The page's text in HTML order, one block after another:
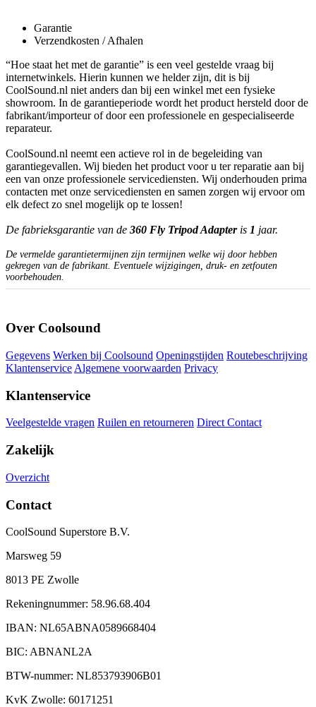
Garantie
Verzendkosten / Afhalen
“Hoe staat het met de garantie” is een veel gestelde vraag bij
internetwinkels. Hierin kunnen we helder zijn, dit is bij
CoolSound.nl niet anders dan bij een winkel met een fysieke
showroom. In de garantieperiode wordt het product hersteld door de
fabrikant/importeur of door een professionele en gespecialiseerde
reparateur.
CoolSound.nl neemt een actieve rol in de begeleiding van
garantiegevallen. Wij bieden het product voor u ter reparatie aan bij
een van onze professionele servicediensten. Wij onderhouden prima
contacten met onze servicediensten en samen zorgen wij ervoor om
elk defect zo snel mogelijk op te lossen!
De fabrieksgarantie van de 360 Fly Tripod Adapteris 1 jaar.
De vermelde garantietermijnen zijn termijnen welke wij door hebben
gekregen van de fabrikant. Eventuele wijzigingen, druk- en zetfouten
voorbehouden.
Over Coolsound
Gegevens Werken bij Coolsound Openingstijden Routebeschrijving
Klantenservice Algemene voorwaarden Privacy
Klantenservice
Veelgestelde vragen Ruilen en retourneren Direct Contact
Zakelijk
Overzicht
Contact
CoolSound Superstore B.V.
Marsweg 59
8013 PE Zwolle
Rekeningnummer: 58.96.68.404
IBAN: NL65ABNA0589668404
BIC: ABNANL2A
BTW-nummer: NL853793906B01
KvK Zwolle: 60171251